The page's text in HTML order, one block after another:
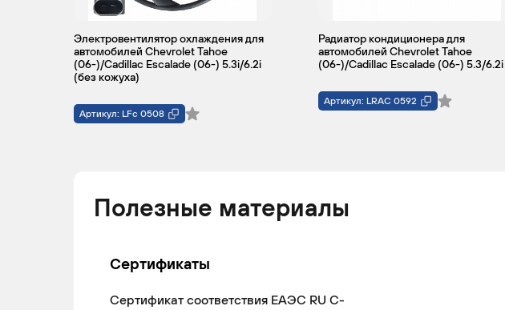
Электровентилятор охлаждения для
автомобилей Chevrolet Tahoe
(06-)/Cadillac Escalade (06-) 5.3i/6.2i
(без кожуха)
Артикул: LFc 0508
Радиатор кондиционера для
автомобилей Chevrolet Tahoe
(06-)/Cadillac Escalade (06-) 5.3/6.2i
Артикул: LRAC 0592
Полезные материалы
Сертификаты
Сертификат соответствия ЕАЭС RU С-